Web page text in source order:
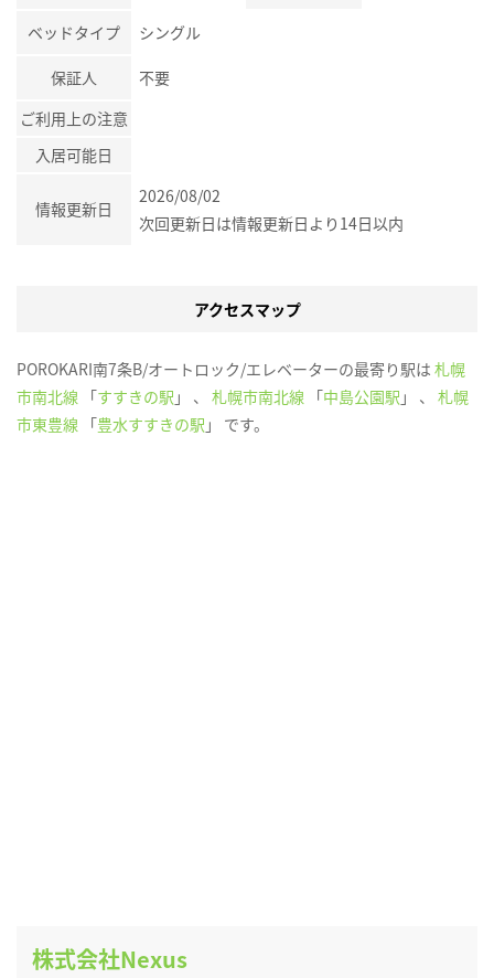
ベッドタイプ シングル
保証人
不要
ご利用上の注意
入居可能日
情報更新日
2026/08/02
次回更新日は情報更新日より14日以内
アクセスマップ
POROKARI南7条B/オートロック/エレベーターの最寄り駅は 札幌
市南北線 「すすきの駅 」 、 札幌市南北線 「中島公園駅 」 、 札幌
市東豊線 「豊水すすきの駅 」 です。
株式会社Nexus